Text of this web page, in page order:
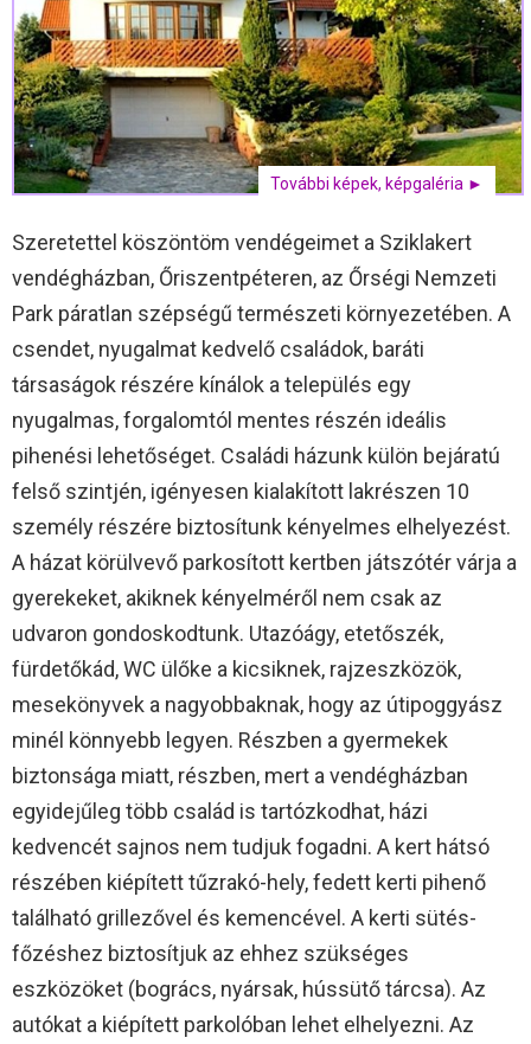
További képek, képgaléria ►
Szeretettel köszöntöm vendégeimet a Sziklakert
vendégházban, Őriszentpéteren, az Őrségi Nemzeti
Park páratlan szépségű természeti környezetében. A
csendet, nyugalmat kedvelő családok, baráti
társaságok részére kínálok a település egy
nyugalmas, forgalomtól mentes részén ideális
pihenési lehetőséget. Családi házunk külön bejáratú
felső szintjén, igényesen kialakított lakrészen 10
személy részére biztosítunk kényelmes elhelyezést.
A házat körülvevő parkosított kertben játszótér várja a
gyerekeket, akiknek kényelméről nem csak az
udvaron gondoskodtunk. Utazóágy, etetőszék,
fürdetőkád, WC ülőke a kicsiknek, rajzeszközök,
mesekönyvek a nagyobbaknak, hogy az útipoggyász
minél könnyebb legyen. Részben a gyermekek
biztonsága miatt, részben, mert a vendégházban
egyidejűleg több család is tartózkodhat, házi
kedvencét sajnos nem tudjuk fogadni. A kert hátsó
részében kiépített tűzrakó-hely, fedett kerti pihenő
található grillezővel és kemencével. A kerti sütés-
főzéshez biztosítjuk az ehhez szükséges
eszközöket (bogrács, nyársak, hússütő tárcsa). Az
autókat a kiépített parkolóban lehet elhelyezni. Az